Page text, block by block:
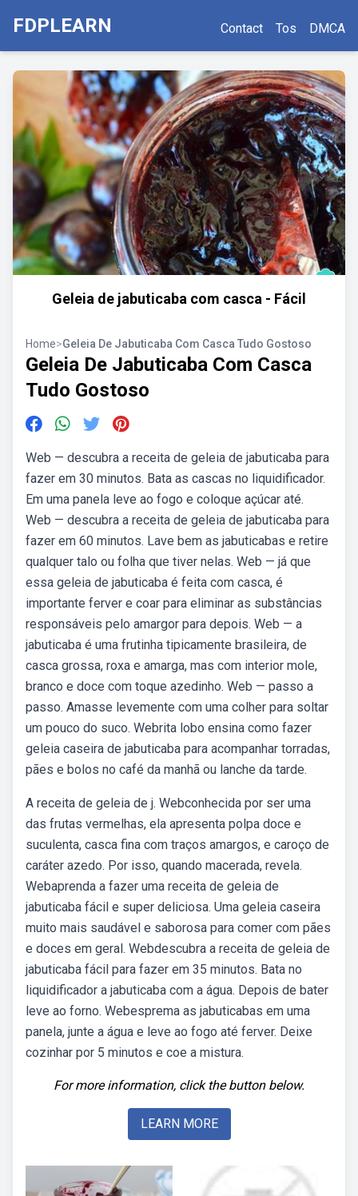
FDPLEARN Contact Tos DMCA
Geleia de jabuticaba com casca - Fácil
Home>Geleia De Jabuticaba Com Casca Tudo Gostoso
Geleia De Jabuticaba Com Casca
Tudo Gostoso
Web — descubra a receita de geleia de jabuticaba para
fazer em 30 minutos. Bata as cascas no liquidificador.
Em uma panela leve ao fogo e coloque açúcar até.
Web — descubra a receita de geleia de jabuticaba para
fazer em 60 minutos. Lave bem as jabuticabas e retire
qualquer talo ou folha que tiver nelas. Web — já que
essa geleia de jabuticaba é feita com casca, é
importante ferver e coar para eliminar as substâncias
responsáveis pelo amargor para depois. Web — a
jabuticaba é uma frutinha tipicamente brasileira, de
casca grossa, roxa e amarga, mas com interior mole,
branco e doce com toque azedinho. Web — passo a
passo. Amasse levemente com uma colher para soltar
um pouco do suco. Webrita lobo ensina como fazer
geleia caseira de jabuticaba para acompanhar torradas,
pães e bolos no café da manhã ou lanche da tarde.
A receita de geleia de j. Webconhecida por ser uma
das frutas vermelhas, ela apresenta polpa doce e
suculenta, casca fina com traços amargos, e caroço de
caráter azedo. Por isso, quando macerada, revela.
Webaprenda a fazer uma receita de geleia de
jabuticaba fácil e super deliciosa. Uma geleia caseira
muito mais saudável e saborosa para comer com pães
e doces em geral. Webdescubra a receita de geleia de
jabuticaba fácil para fazer em 35 minutos. Bata no
liquidificador a jabuticaba com a água. Depois de bater
leve ao forno. Webesprema as jabuticabas em uma
panela, junte a água e leve ao fogo até ferver. Deixe
cozinhar por 5 minutos e coe a mistura.
For more information, click the button below.
LEARN MORE